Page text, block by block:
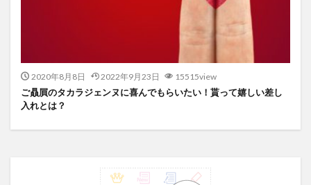
2020年8月8日 2022年9月23日 15515view
ご贔屓のタカラジェンヌに喜んでもらいたい！貰って嬉しい差し
入れとは？